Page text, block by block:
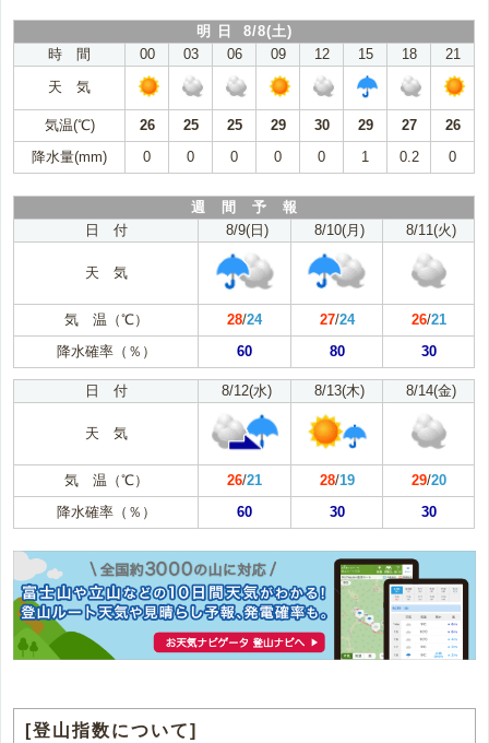
明 日 8/8(土)
時 間
00 03 06 09 12 15 18
21
天 気
気温(℃) 26 25 25 29 30 29 27
26
降水量(mm)
0 0 0 0 0 1 0.2 0
週 間 予 報
日 付
8/9(日) 8/10(月) 8/11(火)
天 気
気 温（℃） 28/24 27/24 26/21
降水確率（％）
60 80 30
日 付 8/12(水) 8/13(木) 8/14(金)
天 気
気 温（℃） 26/21 28/19 29/20
降水確率（％）
60 30 30
[登山指数について]